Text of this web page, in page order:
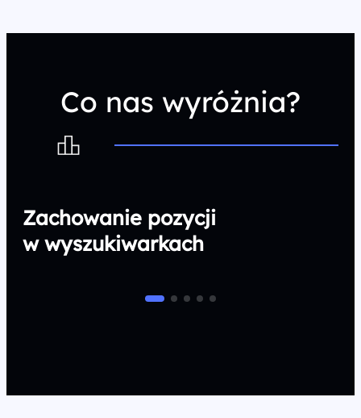
Co nas wyróżnia?
Zachowanie pozycji
w wyszukiwarkach